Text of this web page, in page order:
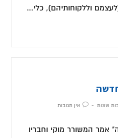
וללקוחותיהם), כלי…
שונות אין תגובות
המשורר מוקי וחבריו